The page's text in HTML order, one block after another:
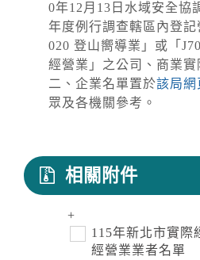
0年12月13日水域安全協
年度例行調查轄區內登
020 登山嚮導業」或「
經營業」之公司、商業實
二、企業名單置於該局網
眾及各機關參考。
相關附件
115年新北市實際
經營業業者名單